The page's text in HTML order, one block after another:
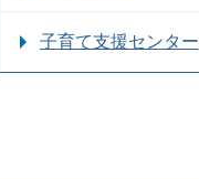
子育て支援センター